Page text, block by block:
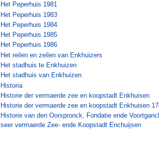
Het Peperhuis 1981
Het Peperhuis 1983
Het Peperhuis 1984
Het Peperhuis 1985
Het Peperhuis 1986
Het reilen en zeilen van Enkhuizers
Het stadhuis te Enkhuizen
Het stadhuis van Enkhuizen
Historia
Historie der vermaerde zee en koopstadt Enkhuisen
Historie der vermaerde zee en koopstadt Enkhuisen
Historie van den Oorspronck, Fondatie ende
seer vermaerde Zee- ende Koopstadt Enchuijsen